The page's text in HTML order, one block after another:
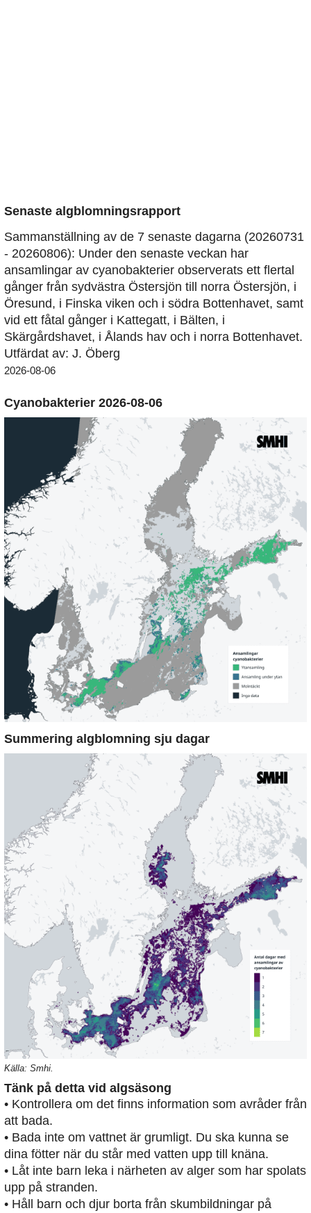
Senaste algblomningsrapport
Sammanställning av de 7 senaste dagarna (20260731
- 20260806): Under den senaste veckan har
ansamlingar av cyanobakterier observerats ett flertal
gånger från sydvästra Östersjön till norra Östersjön, i
Öresund, i Finska viken och i södra Bottenhavet, samt
vid ett fåtal gånger i Kattegatt, i Bälten, i
Skärgårdshavet, i Ålands hav och i norra Bottenhavet.
Utfärdat av: J. Öberg
2026-08-06
Cyanobakterier 2026-08-06
Summering algblomning sju dagar
Källa: Smhi.
Tänk på detta vid algsäsong
• Kontrollera om det finns information som avråder från
att bada.
• Bada inte om vattnet är grumligt. Du ska kunna se
dina fötter när du står med vatten upp till knäna.
• Låt inte barn leka i närheten av alger som har spolats
upp på stranden.
• Håll barn och djur borta från skumbildningar på